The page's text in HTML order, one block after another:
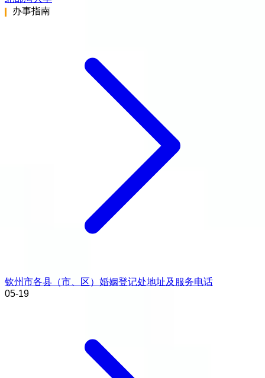
办事指南
钦州市各县（市、区）婚姻登记处地址及服务电话
05-19